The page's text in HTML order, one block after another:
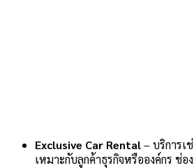
Exclusive Car Rental– บริการเ
เหมาะกับลูกค้าธุรกิจหรือองค์กร ช่อ